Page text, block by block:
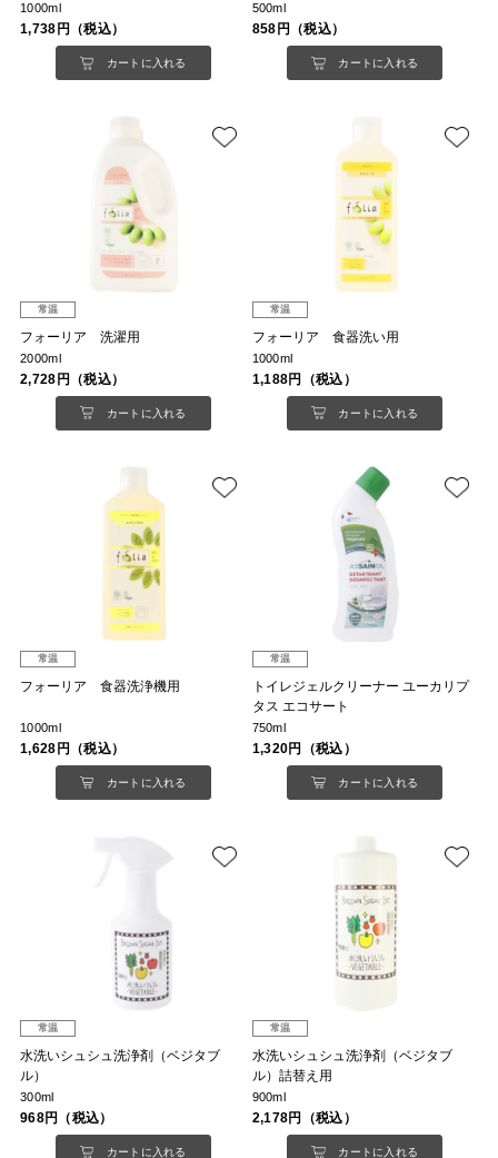
1000ml
1,738円（税込）
カートに入れる
500ml
858円（税込）
カートに入れる
常温
フォーリア 洗濯用
2000ml
2,728円（税込）
カートに入れる
常温
フォーリア 食器洗い用
1000ml
1,188円（税込）
カートに入れる
常温
フォーリア 食器洗浄機用
1000ml
1,628円（税込）
カートに入れる
常温
トイレジェルクリーナー ユーカリプ
タス エコサート
750ml
1,320円（税込）
カートに入れる
常温
水洗いシュシュ洗浄剤（ベジタブ
ル）
300ml
968円（税込）
カートに入れる
常温
水洗いシュシュ洗浄剤（ベジタブ
ル）詰替え用
900ml
2,178円（税込）
カートに入れる